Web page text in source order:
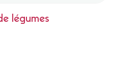
légumes